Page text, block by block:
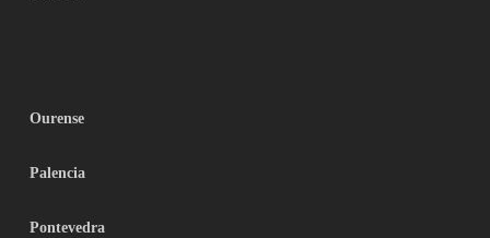
Ourense
Palencia
Pontevedra